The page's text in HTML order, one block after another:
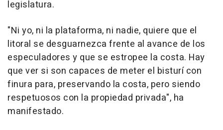
legislatura.
"Ni yo, ni la plataforma, ni nadie, quiere que el
litoral se desguarnezca frente al avance de los
especuladores y que se estropee la costa. Hay
que ver si son capaces de meter el bisturí con
finura para, preservando la costa, pero siendo
respetuosos con la propiedad privada", ha
manifestado.